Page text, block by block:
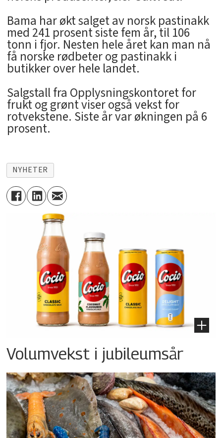
Bama har økt salget av norsk pastinakk
med 241 prosent siste fem år, til 106
tonn i fjor. Nesten hele året kan man nå
få norske rødbeter og pastinakk i
butikker over hele landet.
Salgstall fra Opplysningskontoret for
frukt og grønt viser også vekst for
rotvekstene. Siste år var økningen på 6
prosent.
NYHETER
Volumvekst i jubileumsår